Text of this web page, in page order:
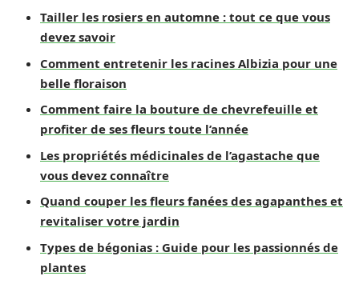
Tailler les rosiers en automne : tout ce que vous
devez savoir
Comment entretenir les racines Albizia pour une
belle floraison
Comment faire la bouture de chevrefeuille et
profiter de ses fleurs toute l’année
Les propriétés médicinales de l’agastache que
vous devez connaître
Quand couper les fleurs fanées des agapanthes et
revitaliser votre jardin
Types de bégonias : Guide pour les passionnés de
plantes